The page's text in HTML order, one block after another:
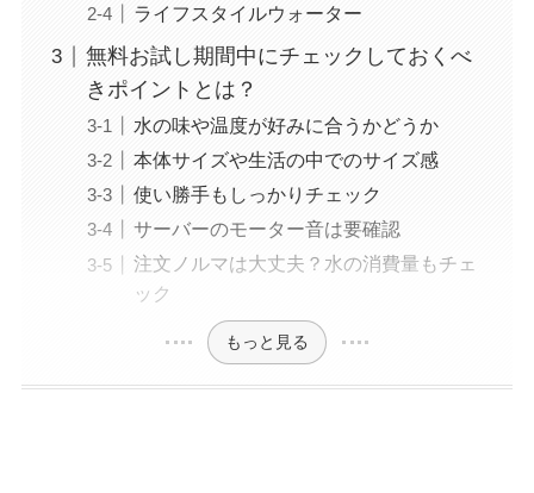
ライフスタイルウォーター
無料お試し期間中にチェックしておくべ
きポイントとは？
水の味や温度が好みに合うかどうか
本体サイズや生活の中でのサイズ感
使い勝手もしっかりチェック
サーバーのモーター音は要確認
注文ノルマは大丈夫？水の消費量もチェ
ック
もっと見る